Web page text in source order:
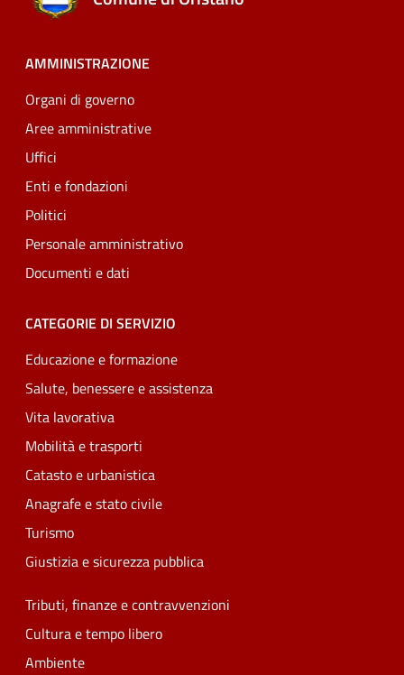
AMMINISTRAZIONE
Organi di governo
Aree amministrative
Uffici
Enti e fondazioni
Politici
Personale amministrativo
Documenti e dati
CATEGORIE DI SERVIZIO
Educazione e formazione
Salute, benessere e assistenza
Vita lavorativa
Mobilità e trasporti
Catasto e urbanistica
Anagrafe e stato civile
Turismo
Giustizia e sicurezza pubblica
Tributi, finanze e contravvenzioni
Cultura e tempo libero
Ambiente